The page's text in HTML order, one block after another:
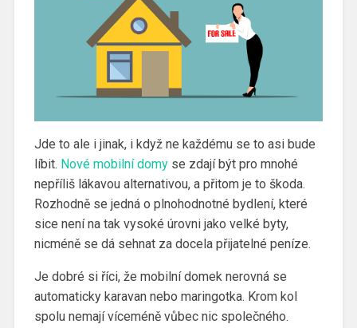
Jde to ale i jinak, i když ne každému se to asi bude
líbit. Nové mobilní domyse zdají být pro mnohé
nepříliš lákavou alternativou, a přitom je to škoda.
Rozhodně se jedná o plnohodnotné bydlení, které
sice není na tak vysoké úrovni jako velké byty,
nicméně se dá sehnat za docela přijatelné peníze.
Je dobré si říci, že mobilní domek nerovná se
automaticky karavan nebo maringotka. Krom kol
spolu nemají víceméně vůbec nic společného.